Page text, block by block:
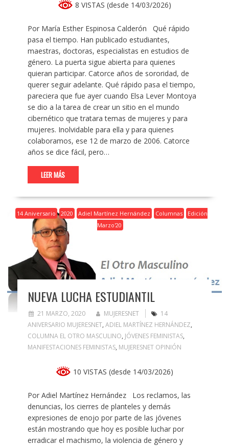
8 VISTAS (desde 14/03/2026)
Por María Esther Espinosa Calderón Qué rápido
pasa el tiempo. Han publicado estudiantes,
maestras, doctoras, especialistas en estudios de
género. La puerta sigue abierta para quienes
quieran participar. Catorce años de sororidad, de
querer seguir adelante. Qué rápido pasa el tiempo,
pareciera que fue ayer cuando Elsa Lever Montoya
se dio a la tarea de crear un sitio en el mundo
cibernético que tratara temas de mujeres y para
mujeres. Inolvidable para ella y para quienes
colaboramos, ese 12 de marzo de 2006. Catorce
años se dice fácil, pero…
LEER MÁS
14 Aniversario 2020 Adiel Martínez Hernández Columnas
Edición
Marzo'20
NUEVA LUCHA ESTUDIANTIL
21 MARZO, 2020 MUJERESNET
14
ANIVERSARIO MUJERESNET, ADIEL MARTÍNEZ HERNÁNDEZ,
COLUMNA EL OTRO MASCULINO, JÓVENES FEMINISTAS,
MANIFESTACIONES FEMINISTAS, MUJERESNET OPINIÓN
10 VISTAS (desde 14/03/2026)
Por Adiel Martínez Hernández Los reclamos, las
denuncias, los cierres de planteles y demás
expresiones de enojo por parte de las jóvenes
están mostrando que hoy es posible luchar por
erradicar el machismo, la violencia de género y